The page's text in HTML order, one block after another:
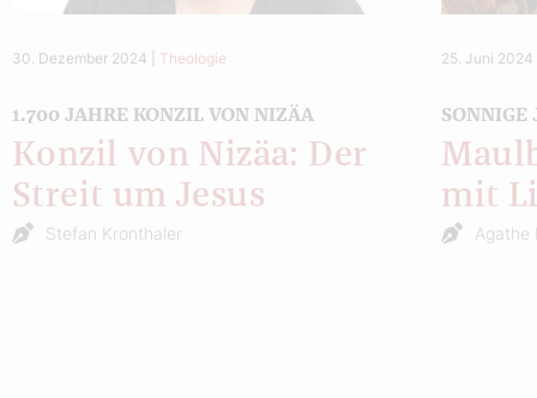
30. Dezember 2024 Theologie
1.700 JAHRE KONZIL VON NIZÄA
Konzil von Nizäa: Der
Streit um Jesus
Stefan Kronthaler
25. Juni 2024
SONNIGE
mit
Agathe